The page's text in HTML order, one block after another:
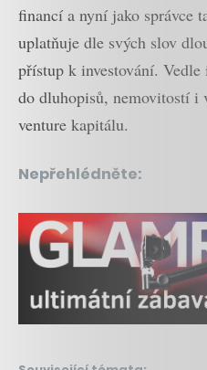
financí a nyní jako správce
uplatňuje dle svých slov
přístup k investování.
do dluhopisů, nemovitostí i
venture kapitálu.
Nepřehlédněte: